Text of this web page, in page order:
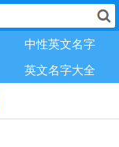
中性英文名字
英文名字大全